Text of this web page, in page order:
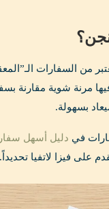
من السفارات
في دليل أسهل
على فيزا لاتفيا تحديداً.